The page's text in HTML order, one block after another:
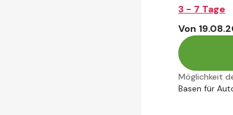
3 - 7 Tage
Von
Möglichkeit
Basen für